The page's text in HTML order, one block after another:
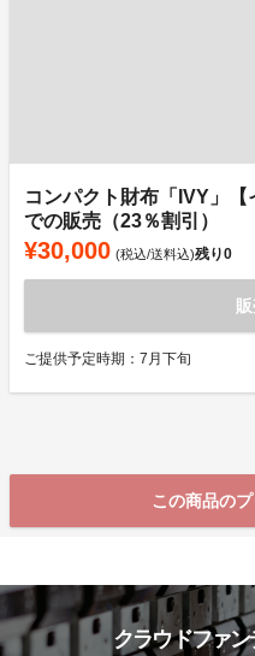
コンパクト財布「IVY」
での販売（23％割引）
¥30,000 (税込/送料込)残り0
ご提供予定時期：7月下旬
この商品の
クラウドファン